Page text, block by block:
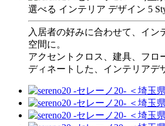
選べる インテリア デザイン 5
入居者の好みに合わせて、イン
空間に。
アクセントクロス、建具、フロ
ディネートした、インテリアデ